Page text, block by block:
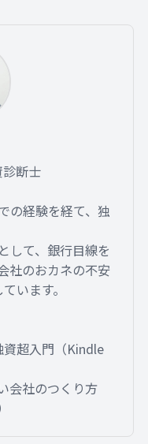
断士
の経験を経て、独
して、銀行目線を
社のおカネの不安
います。
超入門（Kindle
会社のつくり方